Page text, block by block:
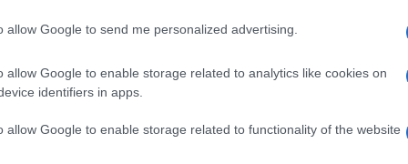
allow Google to send me personalized advertising.
allow Google to enable storage related to analytics like cookies on
identifiers in apps.
allow Google to enable storage related to functionality of the website
Beszélgetési idő h /